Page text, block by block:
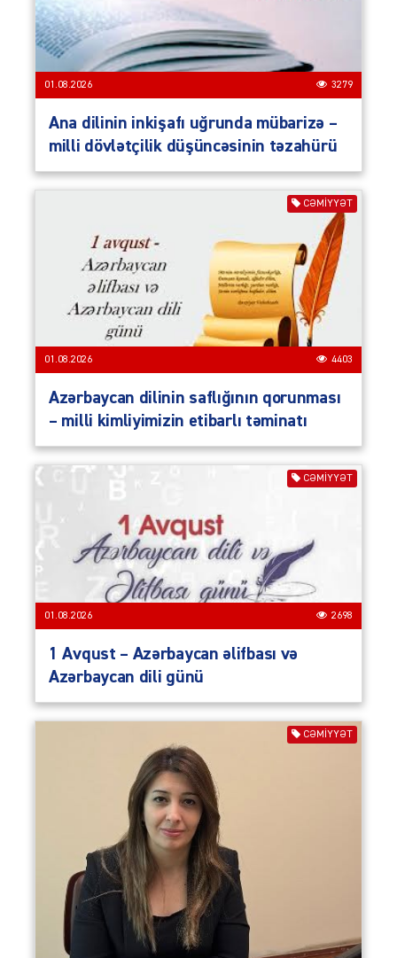
01.08.2026 3279
Ana dilinin inkişafı uğrunda mübarizə –
milli dövlətçilik düşüncəsinin təzahürü
CƏMIYYƏT
01.08.2026 4403
Azərbaycan dilinin saflığının qorunması
– milli kimliyimizin etibarlı təminatı
CƏMIYYƏT
01.08.2026 2698
1 Avqust – Azərbaycan əlifbası və
Azərbaycan dili günü
CƏMIYYƏT